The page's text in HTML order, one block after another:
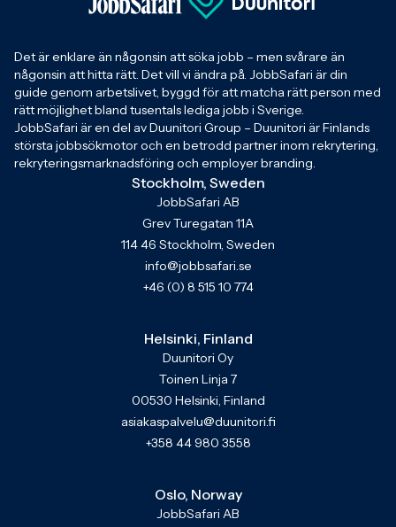
Det är enklare än någonsin att söka jobb – men svårare än
någonsin att hitta rätt. Det vill vi ändra på. JobbSafari är din
guide genom arbetslivet, byggd för att matcha rätt person med
rätt möjlighet bland tusentals lediga jobb i Sverige.
JobbSafari är en del av Duunitori Group – Duunitori är Finlands
största jobbsökmotor och en betrodd partner inom rekrytering,
rekryteringsmarknadsföring och employer branding.
Stockholm, Sweden
JobbSafari AB
Grev Turegatan 11A
114 46 Stockholm, Sweden
info@jobbsafari.se
+46 (0) 8 515 10 774
Helsinki, Finland
Duunitori Oy
Toinen Linja 7
00530 Helsinki, Finland
asiakaspalvelu@duunitori.fi
+358 44 980 3558
Oslo, Norway
JobbSafari AB